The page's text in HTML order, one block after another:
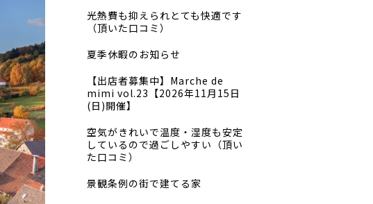
光熱費も抑えられとても快適です
（頂いた口コミ）
夏季休暇のお知らせ
【出店者募集中】Marche de
mimi vol.23【2026年11月15日
(日)開催】
空気がきれいで温度・湿度も安定
しているので過ごしやすい（頂い
た口コミ）
景観条例の街で建てる家